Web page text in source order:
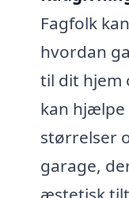
Fagfolk
hvordan
til dit hjem
kan hjælpe
størrelser
garage,